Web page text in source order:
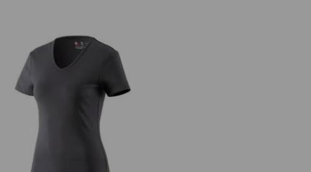
e.s. T-Shirt cotton V-Neck, Damen